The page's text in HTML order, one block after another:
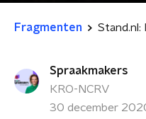
Fragmenten
Spraakmakers
KRO-NCRV
30 december